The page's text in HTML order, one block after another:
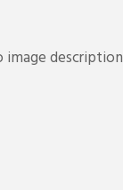
image description